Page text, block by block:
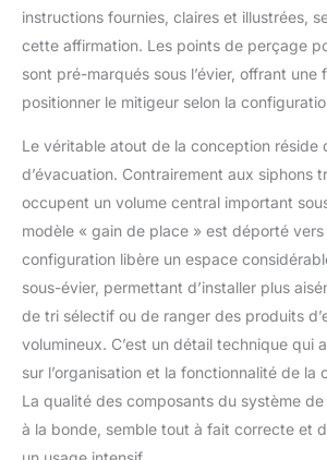
DE LA
grâce à 4
fraisés qui
l'installation
l'étagère de
pouvez
distributeur
du siphon de
côté, en
solutions à
Les
augmentent
du travail
offrant un
parfait des
pratiques.
Pocket, Kit
instructions fournies, claires et illustrées,
cette affirmation. Les points de perçage
sont pré-marqués sous l’évier, offrant une
positionner le mitigeur selon la
Le véritable atout de la conception réside
d’évacuation. Contrairement aux siphons
occupent un volume central important
modèle « gain de place » est déporté
configuration libère un espace
sous-évier, permettant d’installer plus
de tri sélectif ou de ranger des produits
volumineux. C’est un détail technique qui
sur l’organisation et la fonctionnalité de la
La qualité des composants du système
à la bonde, semble tout à fait correcte et